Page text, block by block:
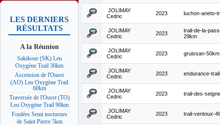
LES DERNIERS
RÉSULTATS
A la Réunion
Sakikour (SK) Leu
Oxygène Trail 30km
Ascension de l'Ouest
(AO) Leu Oxygène Trail
60km
Traversée de l'Ouest (TO)
Leu Oxygène Trail 90km
Foulées Semi nocturnes
de Saint Pierre 5km
JOLIMAY
Cedric
2023 luchon-aneto-
JOLIMAY
Cedric
2023
trail-de-la-
29km
JOLIMAY
Cedric
2023 gruissan-50km
JOLIMAY
Cedric
2023 endurance-trail
JOLIMAY
Cedric
2023 trail-des-
JOLIMAY
Cedric
2023 trail-ventoux-